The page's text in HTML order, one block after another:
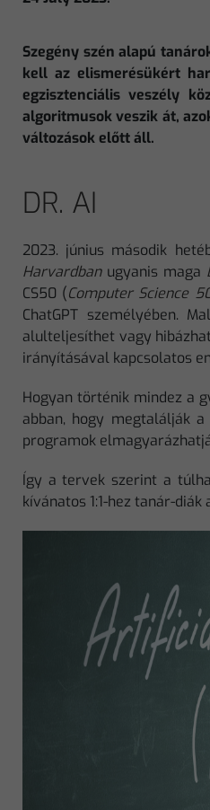
Szegény szén alapú
kell az elismerésükért
egzisztenciális veszély
algoritmusok veszik át,
változások előtt áll.
DR. AI
2023. június második
Harvardbanugyanis maga
CS50 (Computer Science
ChatGPT személyében.
alulteljesíthet vagy
irányításával kapcsolatos
Hogyan történik mindez a
abban, hogy megtalálják
programok
Így a tervek szerint a
kívánatos 1:1-hez tanár-diák